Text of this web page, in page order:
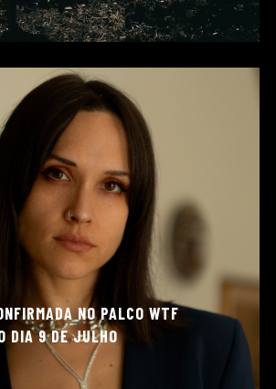
NO PALCO WTF
DIA 9 DE JULHO